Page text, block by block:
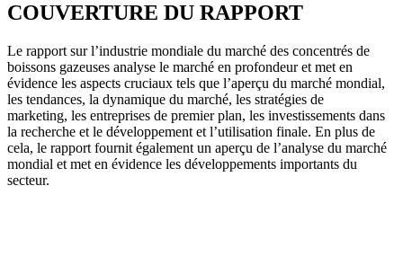
COUVERTURE DU RAPPORT
Le rapport sur l’industrie mondiale du marché des concentrés de
boissons gazeuses analyse le marché en profondeur et met en
évidence les aspects cruciaux tels que l’aperçu du marché mondial,
les tendances, la dynamique du marché, les stratégies de
marketing, les entreprises de premier plan, les investissements dans
la recherche et le développement et l’utilisation finale. En plus de
cela, le rapport fournit également un aperçu de l’analyse du marché
mondial et met en évidence les développements importants du
secteur.